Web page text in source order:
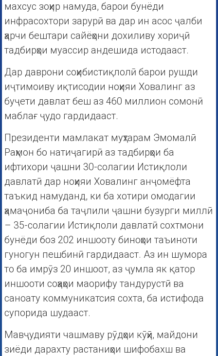
махсус зоҳир намуда, барои бунёди
инфрасохтори зарурӣ ва дар ин асос ҷалби
ҳарчи бештари сайёҳони дохиливу хориҷӣ
тадбирҳои муассир андешида истодааст.
Дар даврони соҳибистиқлолӣ барои рушди
иҷтимоиву иқтисодии ноҳияи Ховалинг аз
буҷети давлат беш аз 460 миллион сомонӣ
маблағ ҷудо гардидааст.
Президенти мамлакат муҳтарам Эмомалӣ
Раҳмон бо натиҷагирӣ аз тадбирҳои ба
ифтихори ҷашни 30-солагии Истиқлоли
давлатӣ дар ноҳияи Ховалинг анҷомёфта
таъкид намуданд, ки ба хотири омодагии
ҳамаҷониба ба таҷлили ҷашни бузурги миллӣ
– 35-солагии Истиқлоли давлатӣ сохтмони
бунёди боз 202 иншооту биноҳои таъиноти
гуногун пешбинӣ гардидааст. Аз ин шумора
то ба имрӯз 20 иншоот, аз ҷумла як қатор
иншооти соҳаҳои маорифу тандурустӣ ва
саноату коммуникатсия сохта, ба истифода
супорида шудааст.
Мавҷудияти чашмаву рӯдҳои кӯҳӣ, майдони
зиёди дарахту растаниҳои шифобахш ва